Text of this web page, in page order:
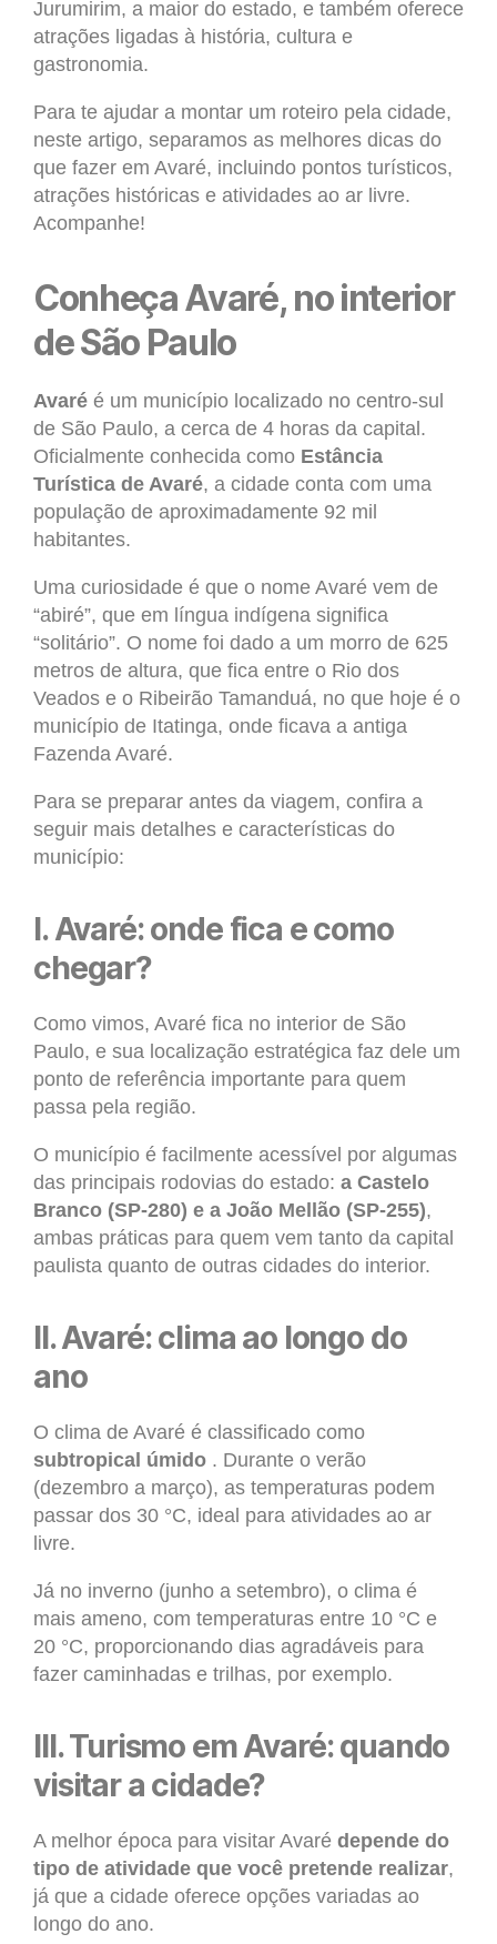
Jurumirim, a maior do estado, e também oferece
atrações ligadas à história, cultura e
gastronomia.
Para te ajudar a montar um roteiro pela cidade,
neste artigo, separamos as melhores dicas do
que fazer em Avaré, incluindo pontos turísticos,
atrações históricas e atividades ao ar livre.
Acompanhe!
Conheça Avaré, no interior
de São Paulo
Avaré é um município localizado no centro-sul
de São Paulo, a cerca de 4 horas da capital.
Oficialmente conhecida como Estância
Turística de Avaré, a cidade conta com uma
população de aproximadamente 92 mil
habitantes.
Uma curiosidade é que o nome Avaré vem de
“abiré”, que em língua indígena significa
“solitário”. O nome foi dado a um morro de 625
metros de altura, que fica entre o Rio dos
Veados e o Ribeirão Tamanduá, no que hoje é o
município de Itatinga, onde ficava a antiga
Fazenda Avaré.
Para se preparar antes da viagem, confira a
seguir mais detalhes e características do
município:
I. Avaré: onde fica e como
chegar?
Como vimos, Avaré fica no interior de São
Paulo, e sua localização estratégica faz dele um
ponto de referência importante para quem
passa pela região.
O município é facilmente acessível por algumas
das principais rodovias do estado: a Castelo
Branco (SP-280) e a João Mellão (SP-255),
ambas práticas para quem vem tanto da capital
paulista quanto de outras cidades do interior.
II. Avaré: clima ao longo do
ano
O clima de Avaré é classificado como
subtropical úmido . Durante o verão
(dezembro a março), as temperaturas podem
passar dos 30 °C, ideal para atividades ao ar
livre.
Já no inverno (junho a setembro), o clima é
mais ameno, com temperaturas entre 10 °C e
20 °C, proporcionando dias agradáveis para
fazer caminhadas e trilhas, por exemplo.
III. Turismo em Avaré: quando
visitar a cidade?
A melhor época para visitar Avaré depende do
tipo de atividade que você pretende realizar,
já que a cidade oferece opções variadas ao
longo do ano.